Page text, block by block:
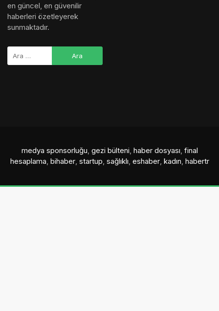
en güncel, en güvenilir
haberleri özetleyerek
sunmaktadır.
medya sponsorluğu, gezi bülteni, haber dosyası, final
hesaplama, bihaber, startup, sağlıklı, eshaber, kadın, habertr